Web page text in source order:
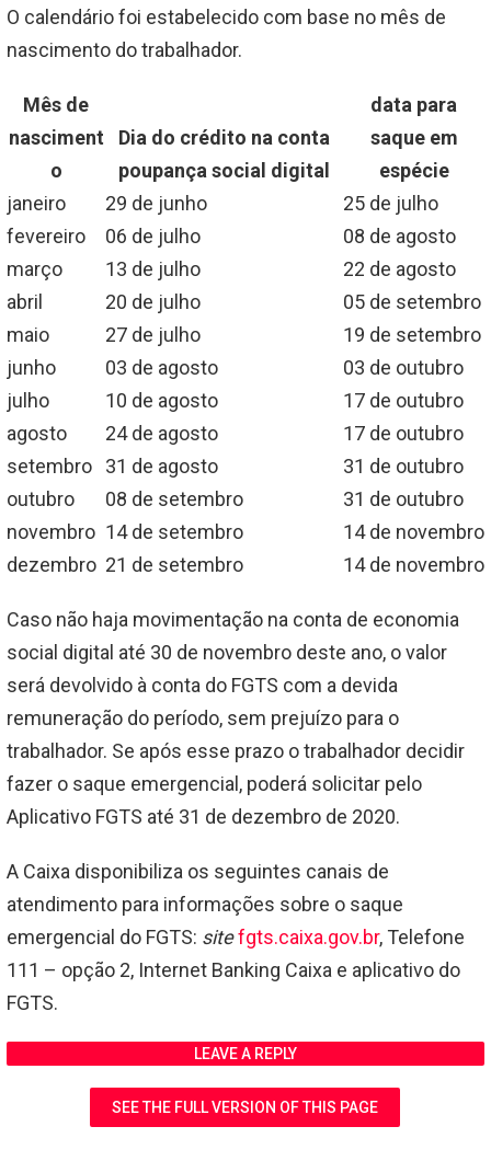
O calendário foi estabelecido com base no mês de
nascimento do trabalhador.
Mês de
nasciment
o
Dia do crédito na conta
poupança social digital
data para
saque em
espécie
janeiro
29 de junho
25 de julho
fevereiro
06 de julho
08 de agosto
março
13 de julho
22 de agosto
abril
20 de julho
05 de setembro
maio
27 de julho
19 de setembro
junho
03 de agosto
03 de outubro
julho
10 de agosto
17 de outubro
agosto
24 de agosto
17 de outubro
setembro
31 de agosto
31 de outubro
outubro
08 de setembro
31 de outubro
novembro 14 de setembro
14 de novembro
dezembro 21 de setembro 14 de novembro
Caso não haja movimentação na conta de economia
social digital até 30 de novembro deste ano, o valor
será devolvido à conta do FGTS com a devida
remuneração do período, sem prejuízo para o
trabalhador. Se após esse prazo o trabalhador decidir
fazer o saque emergencial, poderá solicitar pelo
Aplicativo FGTS até 31 de dezembro de 2020.
A Caixa disponibiliza os seguintes canais de
atendimento para informações sobre o saque
emergencial do FGTS: sitefgts.caixa.gov.br, Telefone
111 – opção 2, Internet Banking Caixa e aplicativo do
FGTS.
LEAVE A REPLY
SEE THE FULL VERSION OF THIS PAGE